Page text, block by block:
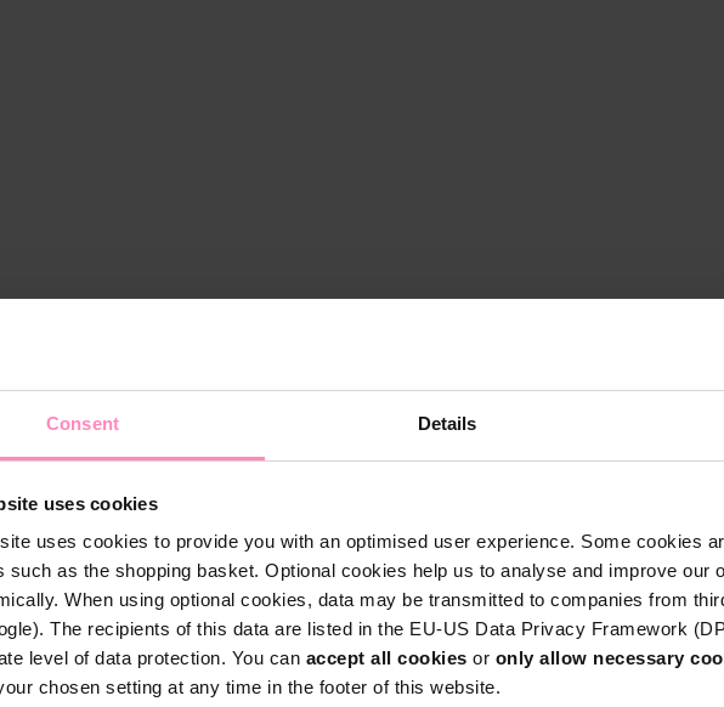
Consent Details
uses cookies
uses cookies to provide you with an optimised user experience. Some cookies
such as the shopping basket. Optional cookies help us to analyse and improve our
When using optional cookies, data may be transmitted to companies from
The recipients of this data are listed in the EU-US Data Privacy Framework
level of data protection. You can accept all cookies or only allow necessary
chosen setting at any time in the footer of this website.
Tipps